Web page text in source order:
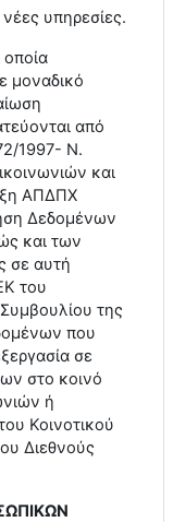
υπηρεσίες.
μοναδικό
από
1997- Ν.
και
ΑΠΔΠΧ
Δεδομένων
και των
σε αυτή
του
της
που
σε
στο κοινό
ή
Κοινοτικού
Διεθνούς